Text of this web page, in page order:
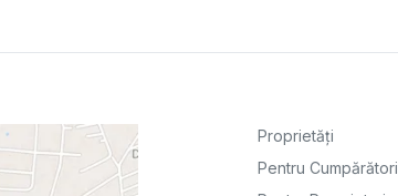
Proprietăți
Pentru Cumpărători